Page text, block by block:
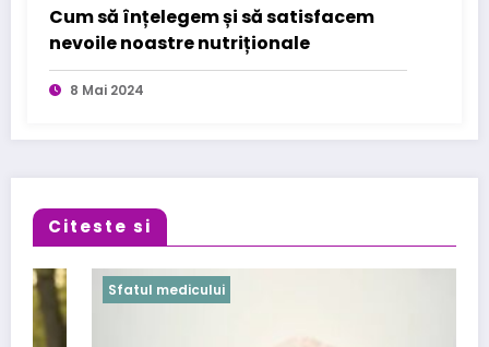
Cum să înțelegem și să satisfacem
nevoile noastre nutriționale
8 Mai 2024
Citeste si
Sfatul medicului